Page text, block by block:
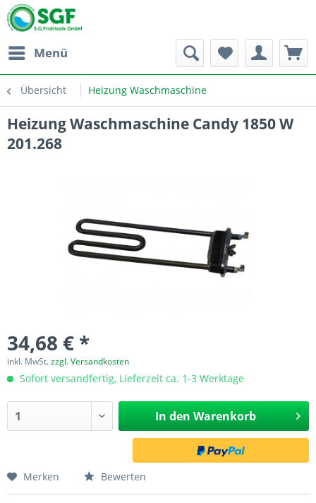
Menü
Übersicht Heizung Waschmaschine
Heizung Waschmaschine Candy 1850 W
201.268
34,68 € *
inkl. MwSt.zzgl. Versandkosten
Sofort versandfertig, Lieferzeit ca. 1-3 Werktage
In den Warenkorb
Merken Bewerten